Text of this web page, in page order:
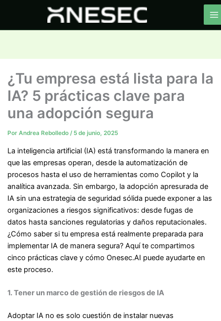
contenido
¿Tu empresa está lista para la
IA? 5 prácticas clave para
una adopción segura
Por Andrea Rebolledo / 5 de junio, 2025
La inteligencia artificial (IA) está transformando la manera en
que las empresas operan, desde la automatización de
procesos hasta el uso de herramientas como Copilot y la
analítica avanzada. Sin embargo, la adopción apresurada de
IA sin una estrategia de seguridad sólida puede exponer a las
organizaciones a riesgos significativos: desde fugas de
datos hasta sanciones regulatorias y daños reputacionales.
¿Cómo saber si tu empresa está realmente preparada para
implementar IA de manera segura? Aquí te compartimos
cinco prácticas clave y cómo Onesec.AI puede ayudarte en
este proceso.
1. Tener un marco de gestión de riesgos de IA
Adoptar IA no es solo cuestión de instalar nuevas